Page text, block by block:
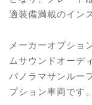
適装備満載のイン
メーカーオプショ
ムサウンドオーデ
パノラマサンルー
プション車両です。